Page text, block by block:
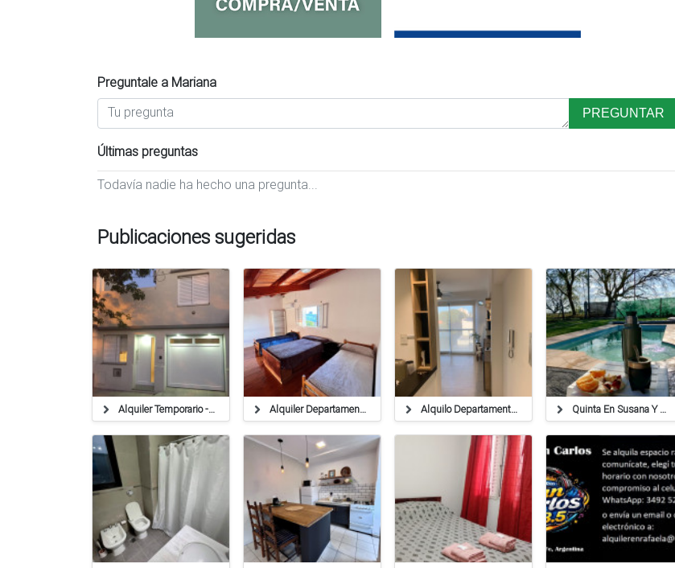
Preguntale a Mariana
PREGUNTAR
Últimas preguntas
Todavía nadie ha hecho una pregunta...
Publicaciones sugeridas
Alquiler Temporario - Casa Habitación Alquiler Departamento Amoblado. Ubicado En Barrio 9 De Julio, Rafaela. Alquilo Departamento Céntrico Mensual Quinta En Susana Y Departamento En Rafaela